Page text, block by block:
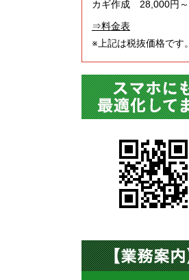
カギ作成 28,000円～
⇒料金表
※上記は税抜価格です。